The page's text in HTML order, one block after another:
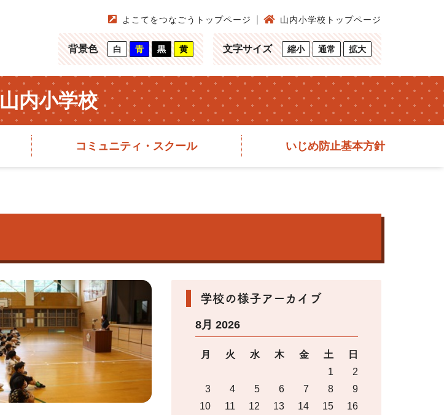
よこてをつなごうトップページ 山内小学校トップページ
背景色 白 青 黒 黄 文字サイズ 縮小 通常 拡大
山内小学校
コミュニティ・スクール いじめ防止基本方針
学校の様子アーカイブ
8月 2026
月 火 水 木 金 土
日
1
2
3
4 5 6 7 8
9
10
11 12 13 14 15
16